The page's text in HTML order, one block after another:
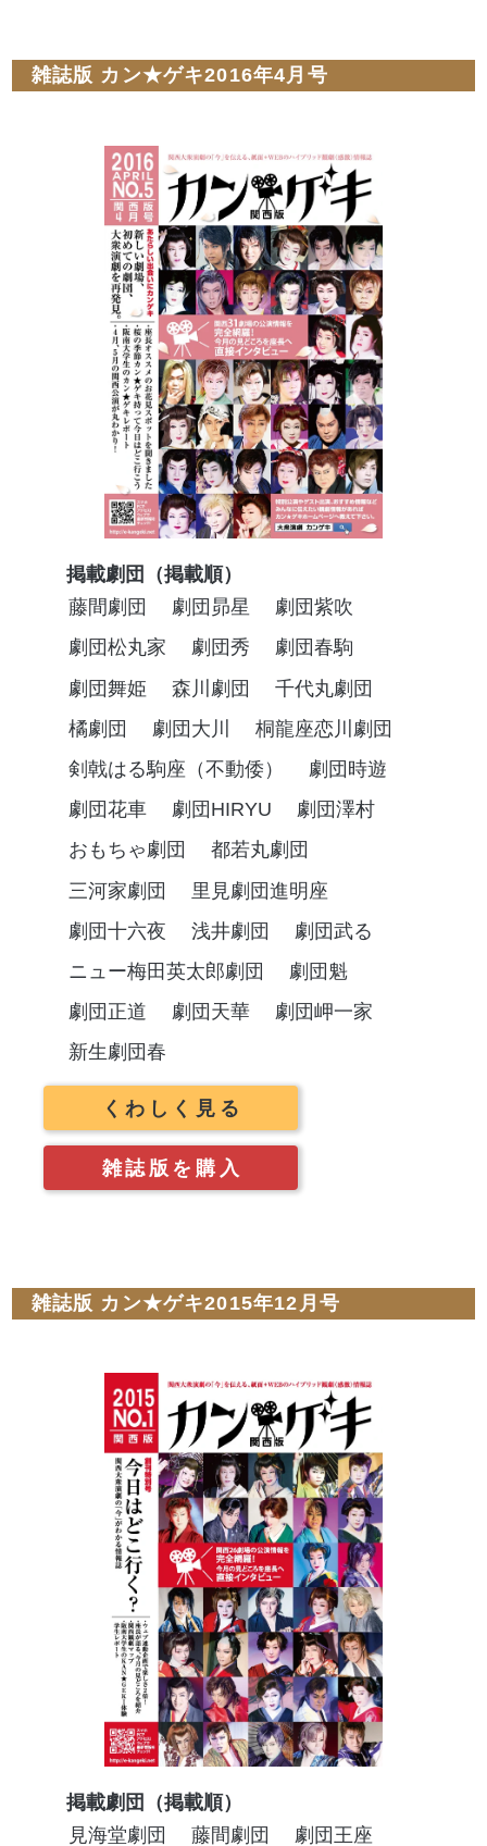
雑誌版 カン★ゲキ2016年4月号
掲載劇団（掲載順）
藤間劇団
劇団昴星
劇団紫吹
劇団松丸家
劇団秀
劇団春駒
劇団舞姫
森川劇団
千代丸劇団
橘劇団
劇団大川
桐龍座恋川劇団
剣戟はる駒座（不動倭）
劇団時遊
劇団花車
劇団HIRYU
劇団澤村
おもちゃ劇団
都若丸劇団
三河家劇団
里見劇団進明座
劇団十六夜
浅井劇団
劇団武る
ニュー梅田英太郎劇団
劇団魁
劇団正道
劇団天華
劇団岬一家
新生劇団春
くわしく見る
雑誌版を購入
雑誌版 カン★ゲキ2015年12月号
掲載劇団（掲載順）
見海堂劇団
藤間劇団 劇団王座